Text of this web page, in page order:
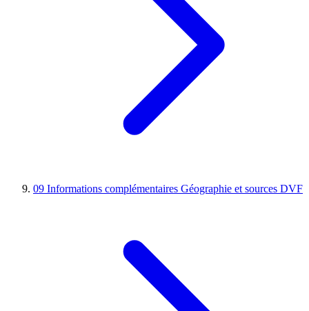
09 Informations complémentaires Géographie et sources DVF